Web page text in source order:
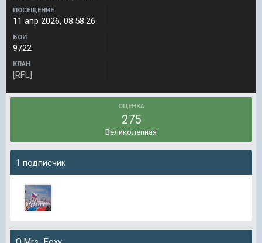
ПОСЕЩЕНИЕ
11 апр 2026, 08:58:26
БОИ
9722
КЛАН
[RFL]
ОЦЕНКА
275
Великолепная
1 подписчик